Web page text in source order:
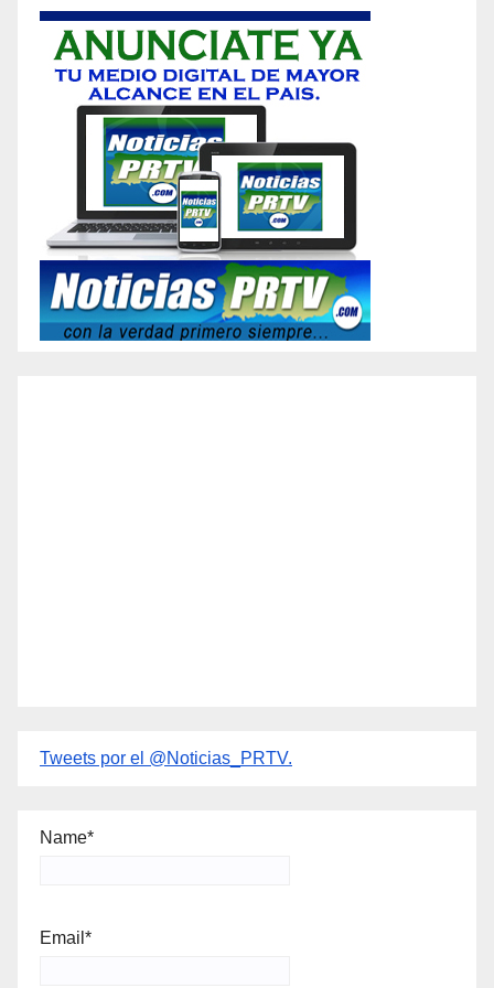
Tweets por el @Noticias_PRTV.
Name*
Email*